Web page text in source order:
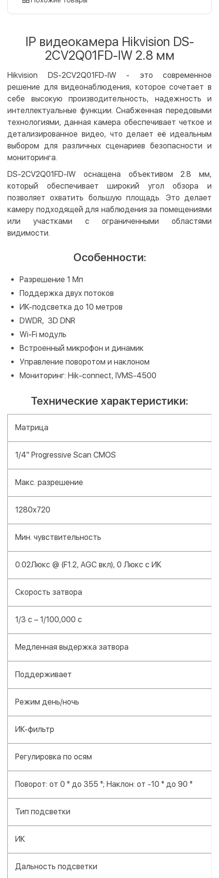
LiqPay
Apple Pay
Google Pay
Безналичный расчет
Оплата на карту юр.лица
Оплата на счет юр.лица
Бесплатно
Кредит
Мгновенная рассрочка (Приватбанк)
Покупка частями (Монобанк)
IP видеокамера Hikvision DS-
2CV2Q01FD-IW 2.8 мм
Hikvision DS-2CV2Q01FD-IW - это современное
решение для видеонаблюдения, которое сочетает в
себе высокую производительность, надежность и
интеллектуальные функции. Снабженная передовыми
технологиями, данная камера обеспечивает четкое и
детализированное видео, что делает её идеальным
выбором для различных сценариев безопасности и
мониторинга.
DS-2CV2Q01FD-IW оснащена объективом 2.8 мм,
который обеспечивает широкий угол обзора и
позволяет охватить большую площадь. Это делает
камеру подходящей для наблюдения за помещениями
или участками с ограниченными областями
видимости.
Особенности:
Разрешение 1 Мп
Поддержка двух потоков
ИК-подсветка до 10 метров
DWDR, 3D DNR
Wi-Fi модуль
Встроенный микрофон и динамик
Управление поворотом и наклоном
Мониторинг: Hik-connect, IVMS-4500
Технические характеристики:
Матрица
1/4" Progressive Scan CMOS
Макс. разрешение
1280x720
Мин. чувствительность
0.02Люкс @ (F1.2, AGC вкл), 0 Люкс с ИК
Скорость затвора
1/3 с – 1/100,000 с
Медленная выдержка затвора
Поддерживает
Режим день/ночь
ИК-фильтр
Регулировка по осям
Поворот: от 0 ° до 355 °; Наклон: от -10 ° до 90 °
Тип подсветки
ИК
Дальность подсветки